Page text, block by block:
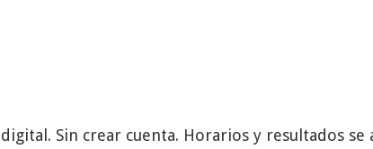
Sin crear cuenta. Horarios y resultados se